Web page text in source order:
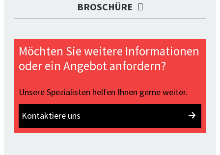
BROSCHÜRE
Möchten Sie weitere Informationen
oder ein Angebot anfordern?
Unsere Spezialisten helfen Ihnen gerne weiter.
Kontaktiere uns